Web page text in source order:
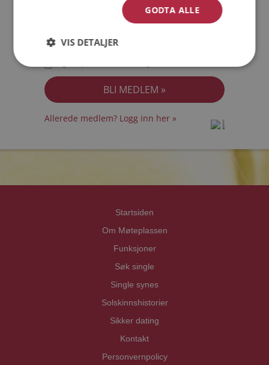
Jeg akseptererMedlemsvilkårene
Allerede medlem? Logg inn her »
Startsiden
Om Møteplassen
Funksjoner
Søk single
Single synes
Solskinnshistorier
Sikker dating
Kontakt
Personvernpolicy
GODTA ALLE
VIS DETALJER